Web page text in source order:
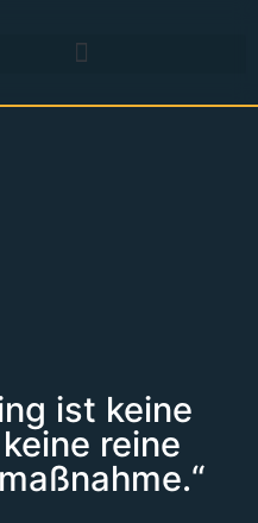
ist keine
reine